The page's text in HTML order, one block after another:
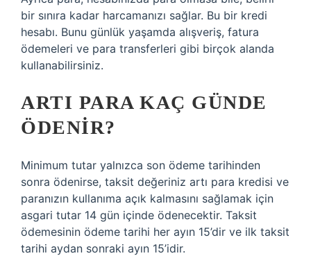
bir sınıra kadar harcamanızı sağlar. Bu bir kredi
hesabı. Bunu günlük yaşamda alışveriş, fatura
ödemeleri ve para transferleri gibi birçok alanda
kullanabilirsiniz.
ARTI PARA KAÇ GÜNDE
ÖDENIR?
Minimum tutar yalnızca son ödeme tarihinden
sonra ödenirse, taksit değeriniz artı para kredisi ve
paranızın kullanıma açık kalmasını sağlamak için
asgari tutar 14 gün içinde ödenecektir. Taksit
ödemesinin ödeme tarihi her ayın 15’dir ve ilk taksit
tarihi aydan sonraki ayın 15’idir.